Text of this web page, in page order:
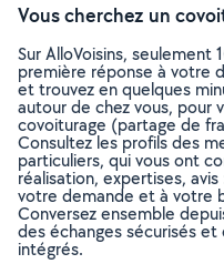
Vous cherchez un
Sur AlloVoisins, seulement
première réponse à votre
et trouvez en quelques
autour de chez vous, pour
covoiturage (partage de
Consultez les profils des
particuliers, qui vous ont
réalisation, expertises,
votre demande et à votre
Conversez ensemble
des échanges sécurisés
intégrés.